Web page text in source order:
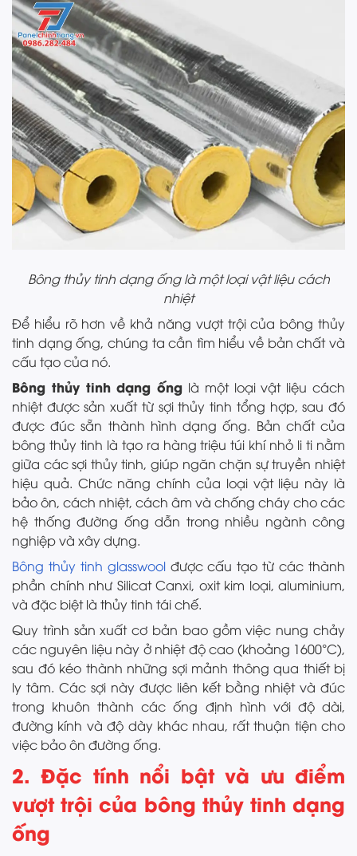
Bông thủy tinh dạng ống là một loại vật liệu cách
nhiệt
Để hiểu rõ hơn về khả năng vượt trội của bông thủy
tinh dạng ống, chúng ta cần tìm hiểu về bản chất và
cấu tạo của nó.
Bông thủy tinh dạng ống là một loại vật liệu cách
nhiệt được sản xuất từ sợi thủy tinh tổng hợp, sau đó
được đúc sẵn thành hình dạng ống. Bản chất của
bông thủy tinh là tạo ra hàng triệu túi khí nhỏ li ti nằm
giữa các sợi thủy tinh, giúp ngăn chặn sự truyền nhiệt
hiệu quả. Chức năng chính của loại vật liệu này là
bảo ôn, cách nhiệt, cách âm và chống cháy cho các
hệ thống đường ống dẫn trong nhiều ngành công
nghiệp và xây dựng.
Bông thủy tinh glasswoolđược cấu tạo từ các thành
phần chính như Silicat Canxi, oxit kim loại, aluminium,
và đặc biệt là thủy tinh tái chế.
Quy trình sản xuất cơ bản bao gồm việc nung chảy
các nguyên liệu này ở nhiệt độ cao (khoảng 1600°C),
sau đó kéo thành những sợi mảnh thông qua thiết bị
ly tâm. Các sợi này được liên kết bằng nhiệt và đúc
trong khuôn thành các ống định hình với độ dài,
đường kính và độ dày khác nhau, rất thuận tiện cho
việc bảo ôn đường ống.
2. Đặc tính nổi bật và ưu điểm
vượt trội của bông thủy tinh dạng
ống